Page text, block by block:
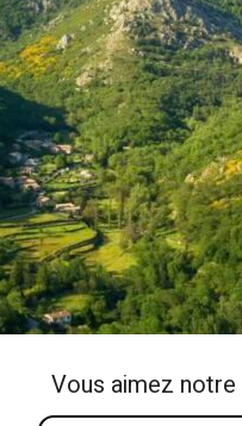
Vous aimez